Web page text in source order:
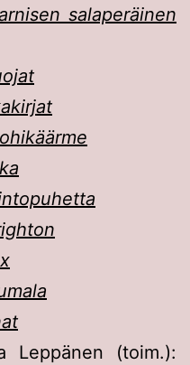
salaperäinen
Leppänen (toim.):